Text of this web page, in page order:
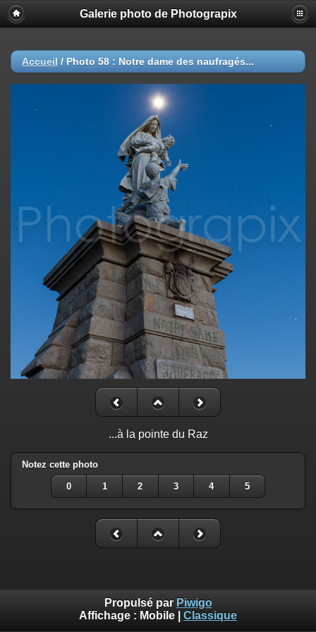
Galerie photo de Photograpix
Accueil / Photo 58 : Notre dame des naufragés...
...à la pointe du Raz
Notez cette photo
0 1 2 3 4 5
Propulsé par Piwigo
Affichage : Mobile Classique